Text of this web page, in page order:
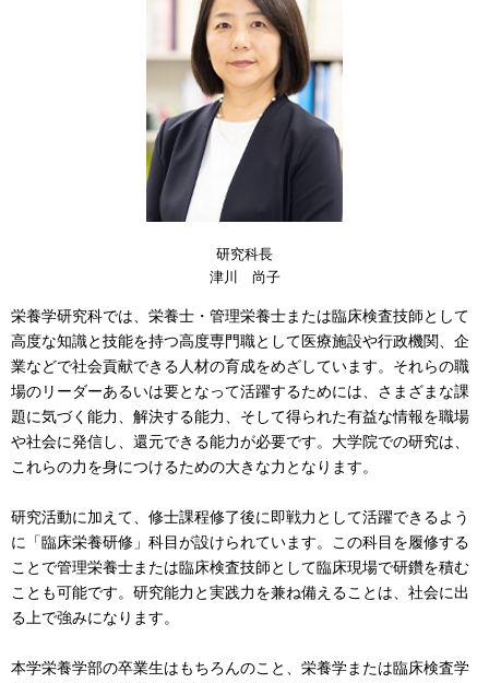
研究科長
津川 尚子
栄養学研究科では、栄養士・管理栄養士または臨床検査技師として
高度な知識と技能を持つ高度専門職として医療施設や行政機関、企
業などで社会貢献できる人材の育成をめざしています。それらの職
場のリーダーあるいは要となって活躍するためには、さまざまな課
題に気づく能力、解決する能力、そして得られた有益な情報を職場
や社会に発信し、還元できる能力が必要です。大学院での研究は、
これらの力を身につけるための大きな力となります。
研究活動に加えて、修士課程修了後に即戦力として活躍できるよう
に「臨床栄養研修」科目が設けられています。この科目を履修する
ことで管理栄養士または臨床検査技師として臨床現場で研鑽を積む
ことも可能です。研究能力と実践力を兼ね備えることは、社会に出
る上で強みになります。
本学栄養学部の卒業生はもちろんのこと、栄養学または臨床検査学